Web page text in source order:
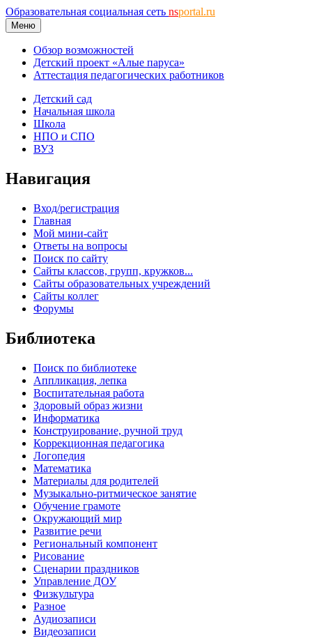
Образовательная социальная сеть nsportal.ru
Меню
Обзор возможностей
Детский проект «Алые паруса»
Аттестация педагогических работников
Детский сад
Начальная школа
Школа
НПО и СПО
ВУЗ
Навигация
Вход/регистрация
Главная
Мой мини-сайт
Ответы на вопросы
Поиск по сайту
Сайты классов, групп, кружков...
Сайты образовательных учреждений
Сайты коллег
Форумы
Библиотека
Поиск по библиотеке
Аппликация, лепка
Воспитательная работа
Здоровый образ жизни
Информатика
Конструирование, ручной труд
Коррекционная педагогика
Логопедия
Математика
Материалы для родителей
Музыкально-ритмическое занятие
Обучение грамоте
Окружающий мир
Развитие речи
Региональный компонент
Рисование
Сценарии праздников
Управление ДОУ
Физкультура
Разное
Аудиозаписи
Видеозаписи